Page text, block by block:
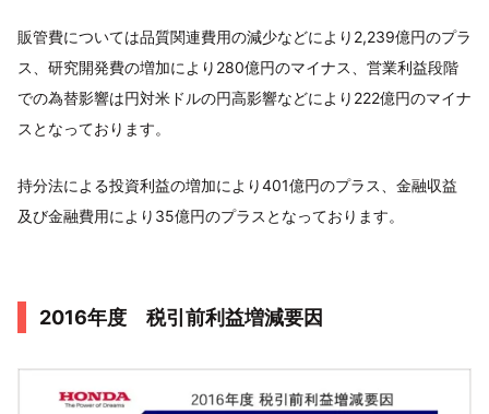
販管費については品質関連費用の減少などにより2,239億円のプラ
ス、研究開発費の増加により280億円のマイナス、営業利益段階
での為替影響は円対米ドルの円高影響などにより222億円のマイナ
スとなっております。
持分法による投資利益の増加により401億円のプラス、金融収益
及び金融費用により35億円のプラスとなっております。
2016年度 税引前利益増減要因